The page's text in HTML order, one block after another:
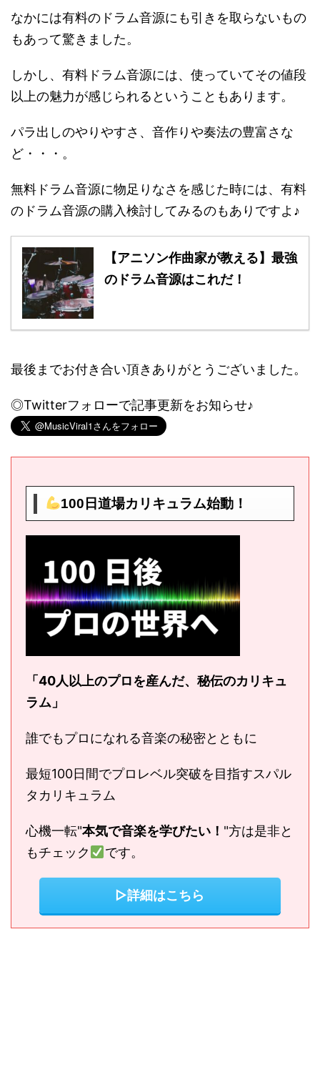
なかには有料のドラム音源にも引きを取らないもの
もあって驚きました。
しかし、有料ドラム音源には、使っていてその値段
以上の魅力が感じられるということもあります。
パラ出しのやりやすさ、音作りや奏法の豊富さな
ど・・・。
無料ドラム音源に物足りなさを感じた時には、有料
のドラム音源の購入検討してみるのもありですよ♪
【アニソン作曲家が教える】最強
のドラム音源はこれだ！
最後までお付き合い頂きありがとうございました。
◎Twitterフォローで記事更新をお知らせ♪
100日道場カリキュラム始動！
「40人以上のプロを産んだ、秘伝のカリキュ
ラム」
誰でもプロになれる音楽の秘密とともに
最短100日間でプロレベル突破を目指すスパル
タカリキュラム
心機一転"本気で音楽を学びたい！ "方は是非と
もチェック
です。
▷詳細はこちら